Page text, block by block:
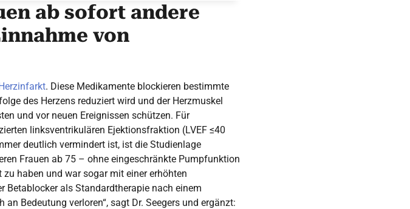
ab sofort andere
von
. Diese Medikamente blockieren bestimmte
des Herzens reduziert wird und der Herzmuskel
und vor neuen Ereignissen schützen. Für
linksventrikulären Ejektionsfraktion (LVEF ≤40
deutlich vermindert ist, ist die Studienlage
Frauen ab 75 – ohne eingeschränkte Pumpfunktion
haben und war sogar mit einer erhöhten
Betablocker als Standardtherapie nach einem
Bedeutung verloren“, sagt Dr. Seegers und ergänzt: